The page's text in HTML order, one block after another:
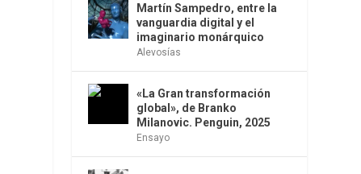
Martín Sampedro, entre la
vanguardia digital y el
imaginario monárquico
Alevosías
«La Gran transformación
global», de Branko
Milanovic. Penguin, 2025
Ensayo